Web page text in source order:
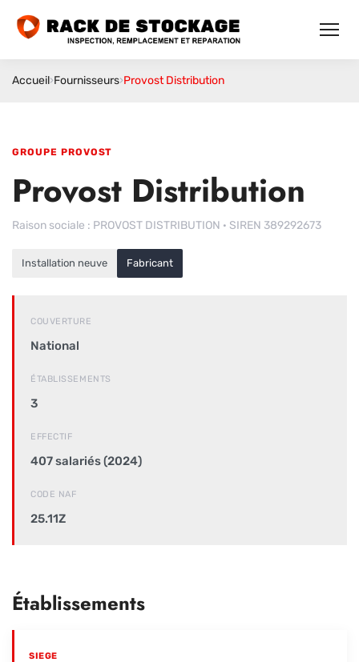
Accueil›Fournisseurs›Provost Distribution
GROUPE PROVOST
Provost Distribution
Raison sociale : PROVOST DISTRIBUTION · SIREN 389292673
Installation neuve Fabricant
COUVERTURE
National
ÉTABLISSEMENTS
3
EFFECTIF
407 salariés (2024)
CODE NAF
25.11Z
Établissements
SIEGE